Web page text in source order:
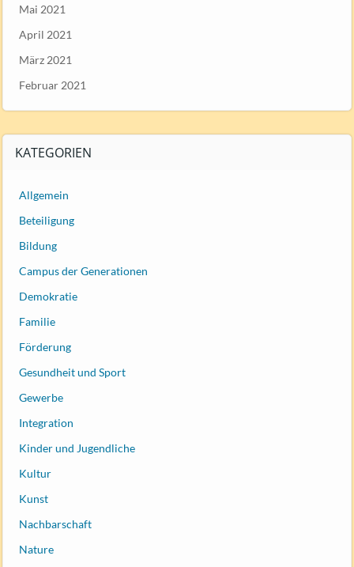
Mai 2021
April 2021
März 2021
Februar 2021
KATEGORIEN
Allgemein
Beteiligung
Bildung
Campus der Generationen
Demokratie
Familie
Förderung
Gesundheit und Sport
Gewerbe
Integration
Kinder und Jugendliche
Kultur
Kunst
Nachbarschaft
Nature